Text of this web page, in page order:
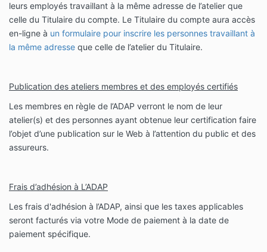
leurs employés travaillant à la même adresse de l’atelier que
celle du Titulaire du compte. Le Titulaire du compte aura accès
en-ligne à un formulaire pour inscrire les personnes travaillant à
la même adresse que celle de l’atelier du Titulaire.
Publication des ateliers membres et des employés certifiés
Les membres en règle de l’ADAP verront le nom de leur
atelier(s) et des personnes ayant obtenue leur certification faire
l’objet d’une publication sur le Web à l’attention du public et des
assureurs.
Frais d’adhésion à L’ADAP
Les frais d'adhésion à l’ADAP, ainsi que les taxes applicables
seront facturés via votre Mode de paiement à la date de
paiement spécifique.